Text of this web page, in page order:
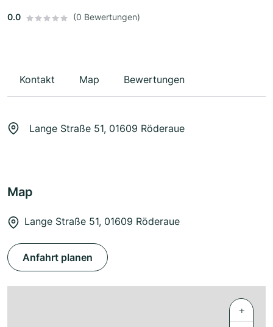
0.0 (0 Bewertungen)
Kontakt Map Bewertungen
Lange Straße 51, 01609 Röderaue
Map
Lange Straße 51, 01609 Röderaue
Anfahrt planen
+